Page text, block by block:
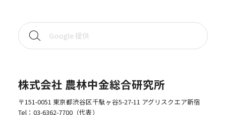
株式会社 農林中金総合研究所
〒151-0051 東京都渋谷区千駄ヶ谷5-27-11 アグリスクエア新宿
Tel： 03-6362-7700（代表）